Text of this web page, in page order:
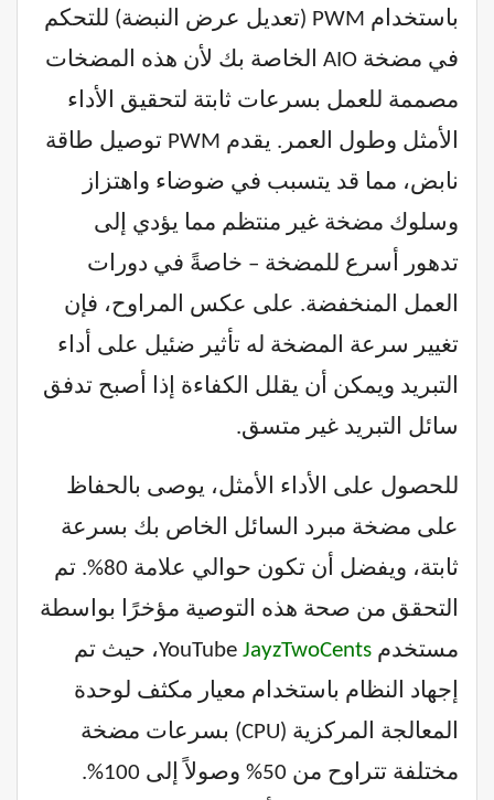
باستخدام PWM (تعديل عرض النبضة) للتحكم
في مضخة AIO الخاصة بك لأن هذه المضخات
مصممة للعمل بسرعات ثابتة لتحقيق الأداء
الأمثل وطول العمر. يقدم PWM توصيل طاقة
نابض، مما قد يتسبب في ضوضاء واهتزاز
وسلوك مضخة غير منتظم مما يؤدي إلى
تدهور أسرع للمضخة – خاصةً في دورات
العمل المنخفضة. على عكس المراوح، فإن
تغيير سرعة المضخة له تأثير ضئيل على أداء
التبريد ويمكن أن يقلل الكفاءة إذا أصبح تدفق
سائل التبريد غير متسق.
للحصول على الأداء الأمثل، يوصى بالحفاظ
على مضخة مبرد السائل الخاص بك بسرعة
ثابتة، ويفضل أن تكون حوالي علامة 80%. تم
التحقق من صحة هذه التوصية مؤخرًا بواسطة
مستخدم YouTube JayzTwoCents
، حيث تم
إجهاد النظام باستخدام معيار مكثف لوحدة
المعالجة المركزية (CPU) بسرعات مضخة
مختلفة تتراوح من 50% وصولاً إلى 100%.